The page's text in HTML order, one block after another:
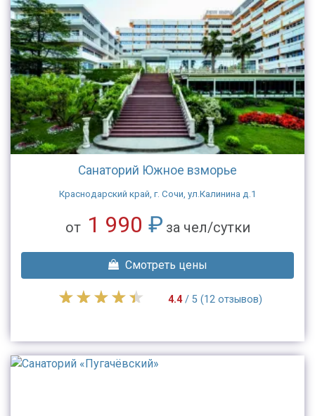
Санаторий Южное взморье
Краснодарский край, г. Сочи, ул.Калинина д.1
от 1 990 ₽ за чел/сутки
Смотреть цены
4.4/ 5 (12 отзывов)